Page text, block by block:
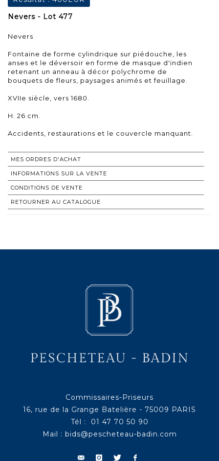
Nevers - Lot 477
Nevers
Fontaine de forme cylindrique sur piédouche, les
anses et le déversoir en forme de masque d'indien
retenant un anneau à décor polychrome de
bouquets de fleurs, paysages animés et feuillage.
XVIIe siècle, vers 1680.
H. 26 cm.
Accidents, restaurations et le couvercle manquant.
MES ORDRES D'ACHAT
INFORMATIONS SUR LA VENTE
CONDITIONS DE VENTE
RETOURNER AU CATALOGUE
Commissaires-Priseurs
16, rue de la Grange Batelière - 75009 PARIS
Tél : 01 47 70 50 90
Mail : bids@pescheteau-badin.com